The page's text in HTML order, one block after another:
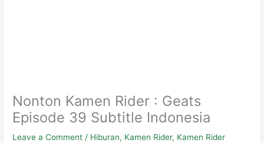
Nonton Kamen Rider : Geats
Episode 39 Subtitle Indonesia
Leave a Comment / Hiburan, Kamen Rider, Kamen Rider